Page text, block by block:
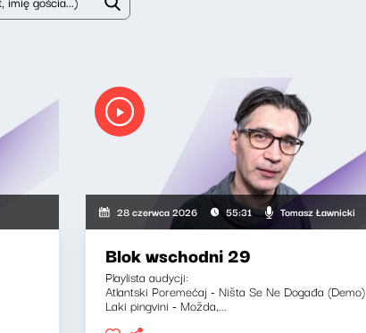
28 czerwca 2026 55:31 Tomasz Ławnicki
Blok wschodni 29
Playlista audycji:
Atlantski Poremećaj - Ništa Se Ne Događa (Demo)
Laki pingvini - Možda,...